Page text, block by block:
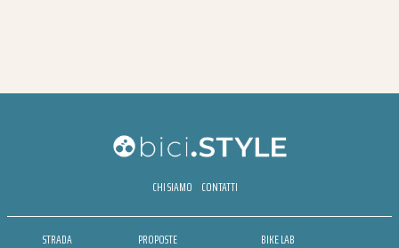
CHI SIAMO CONTATTI
STRADA PROPOSTE BIKE LAB